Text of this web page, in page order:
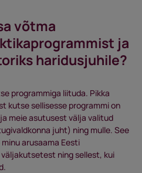
võtma
ja
haridusjuhile?
programmiga liituda. Pikka
kutse sellisesse programmi on
meie asutusest välja valitud
juht) ning mulle. See
arusaama Eesti
ning sellest, kui